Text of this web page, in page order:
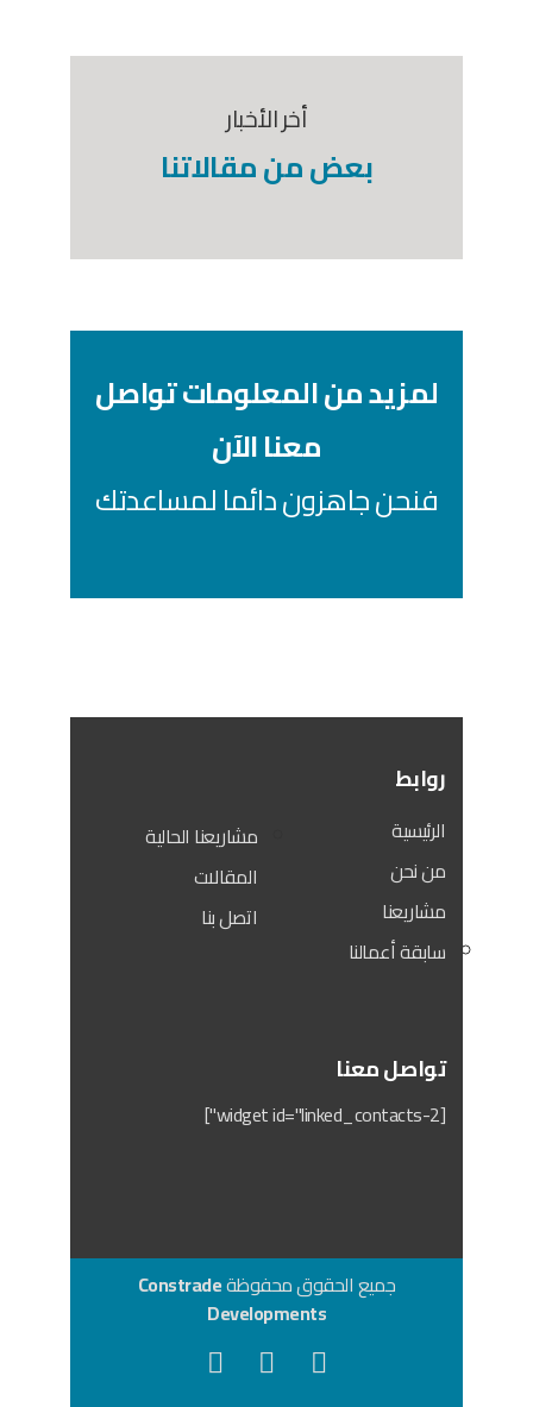
أخر الأخبار
بعض من مقالاتنا
لمزيد من المعلومات تواصل
معنا الآن
فنحن جاهزون دائما لمساعدتك
روابط
الرئيسية
من نحن
مشاريعنا
سابقة أعمالنا
مشاريعنا الحالية
المقالات
اتصل بنا
تواصل معنا
[widget id="linked_contacts-2"]
جميع الحقوق محفوظةConstrade
Developments